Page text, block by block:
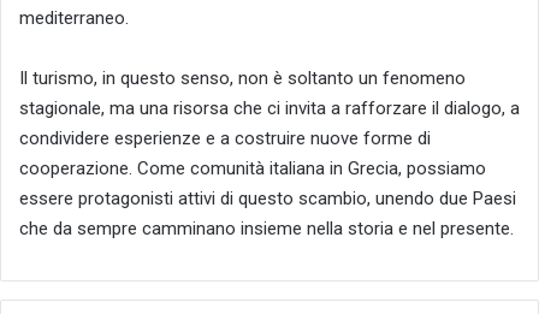
mediterraneo.
Il turismo, in questo senso, non è soltanto un fenomeno
stagionale, ma una risorsa che ci invita a rafforzare il dialogo, a
condividere esperienze e a costruire nuove forme di
cooperazione. Come comunità italiana in Grecia, possiamo
essere protagonisti attivi di questo scambio, unendo due Paesi
che da sempre camminano insieme nella storia e nel presente.